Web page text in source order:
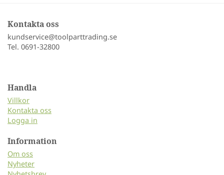
Kontakta oss
kundservice@toolparttrading.se
Tel. 0691-32800
Handla
Villkor
Kontakta oss
Logga in
Information
Om oss
Nyheter